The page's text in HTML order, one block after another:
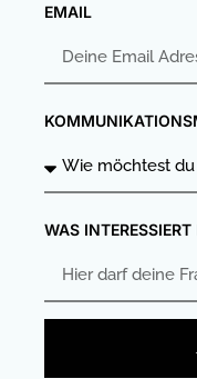
EMAIL
WAS INTERESSIERT